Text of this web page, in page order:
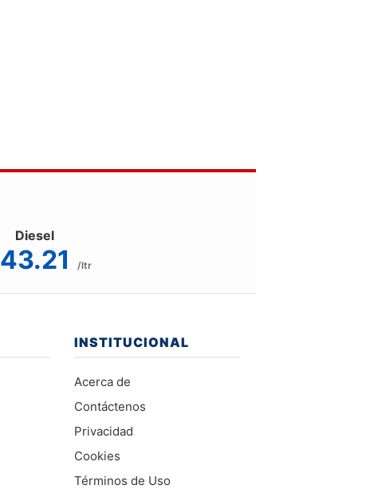
Diesel
43.21 /ltr
INSTITUCIONAL
Acerca de
Contáctenos
Privacidad
Cookies
Términos de Uso